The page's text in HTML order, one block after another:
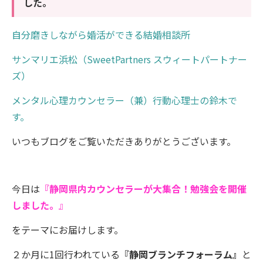
自分磨きしながら婚活ができる結婚相談所
サンマリエ浜松 （SweetPartners スウィートパートナー
ズ）
メンタル心理カウンセラー（兼）行動心理士の鈴木で
す。
いつもブログをご覧いただきありがとうございます。
今日は 『静岡県内カウンセラーが大集合！勉強会を開催
しました。 』
をテーマにお届けします。
２か月に1回行われている 『静岡ブランチフォーラム』 と